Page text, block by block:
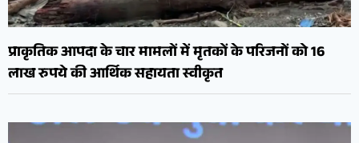
प्राकृतिक आपदा के चार मामलों में मृतकों के परिजनों को 16
लाख रुपये की आर्थिक सहायता स्वीकृत